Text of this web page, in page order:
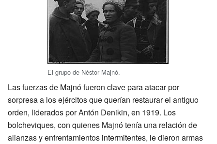
El grupo de Néstor Majnó.
Las fuerzas de Majnó fueron clave para atacar por
sorpresa a los ejércitos que querían restaurar el antiguo
orden, liderados por Antón Denikin, en 1919. Los
bolcheviques, con quienes Majnó tenía una relación de
alianzas y enfrentamientos intermitentes, le dieron armas